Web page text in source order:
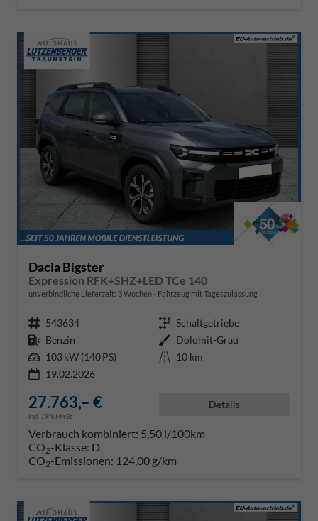
Dacia Bigster
Expression RFK+SHZ+LED TCe 140
unverbindliche Lieferzeit: 3 Wochen Fahrzeug mit Tageszulassung
Fahrzeugnr. 543634 Getriebe Schaltgetriebe
Kraftstoff Benzin Außenfarbe Dolomit-Grau
Leistung 103 kW (140 PS) Kilometerstand 10 km
19.02.2026
27.763,– €
incl. 19% MwSt.
Details
Verbrauch kombiniert: 5,50 l/100km
CO2-Klasse: D
CO2-Emissionen: 124,00 g/km